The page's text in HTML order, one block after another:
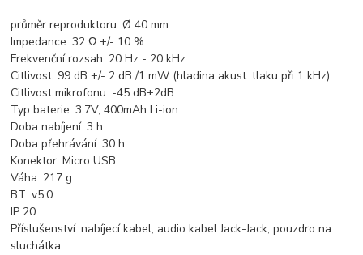
průměr reproduktoru: Ø 40 mm
Impedance: 32 Ω +/- 10 %
Frekvenční rozsah: 20 Hz - 20 kHz
Citlivost: 99 dB +/- 2 dB /1 mW (hladina akust. tlaku při 1 kHz)
Citlivost mikrofonu: -45 dB±2dB
Typ baterie: 3,7V, 400mAh Li-ion
Doba nabíjení: 3 h
Doba přehrávání: 30 h
Konektor: Micro USB
Váha: 217 g
BT: v5.0
IP 20
Příslušenství: nabíjecí kabel, audio kabel Jack-Jack, pouzdro na
sluchátka